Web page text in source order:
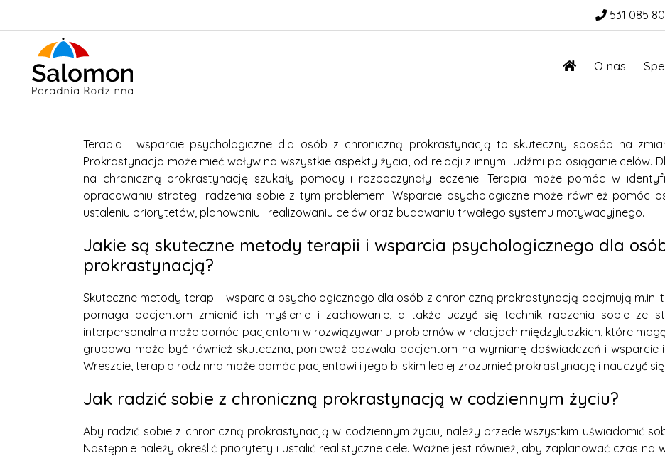
531 085
O nas
Terapia i wsparcie psychologiczne dla osób z chroniczną prokrastynacją to skuteczny sposób na
Prokrastynacja może mieć wpływ na wszystkie aspekty życia, od relacji z innymi ludźmi po osiąganie celów.
na chroniczną prokrastynację szukały pomocy i rozpoczynały leczenie. Terapia może pomóc w
opracowaniu strategii radzenia sobie z tym problemem. Wsparcie psychologiczne może również pomóc
ustaleniu priorytetów, planowaniu i realizowaniu celów oraz budowaniu trwałego systemu motywacyjnego.
Jakie są skuteczne metody terapii i wsparcia psychologicznego dla
prokrastynacją?
Skuteczne metody terapii i wsparcia psychologicznego dla osób z chroniczną prokrastynacją obejmują
pomaga pacjentom zmienić ich myślenie i zachowanie, a także uczyć się technik radzenia sobie ze
interpersonalna może pomóc pacjentom w rozwiązywaniu problemów w relacjach międzyludzkich, które
grupowa może być również skuteczna, ponieważ pozwala pacjentom na wymianę doświadczeń i
Wreszcie, terapia rodzinna może pomóc pacjentowi i jego bliskim lepiej zrozumieć prokrastynację i nauczyć
Jak radzić sobie z chroniczną prokrastynacją w codziennym życiu?
Aby radzić sobie z chroniczną prokrastynacją w codziennym życiu, należy przede wszystkim uświadomić
Następnie należy określić priorytety i ustalić realistyczne cele. Ważne jest również, aby zaplanować czas na